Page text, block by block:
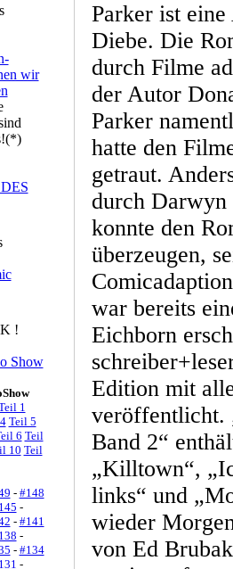
wir
!
1
Teil 5
6 Teil
10 Teil
- #148
-
- #141
-
- #134
-
Parker ist
Diebe. Die
durch Filme
der Autor
Parker
hatte den
getraut.
durch
konnte den
überzeugen,
war bereits
Eichborn
Edition mit
veröffentlicht.
Band 2“
„Killtown“,
links“ und
wieder
von Ed